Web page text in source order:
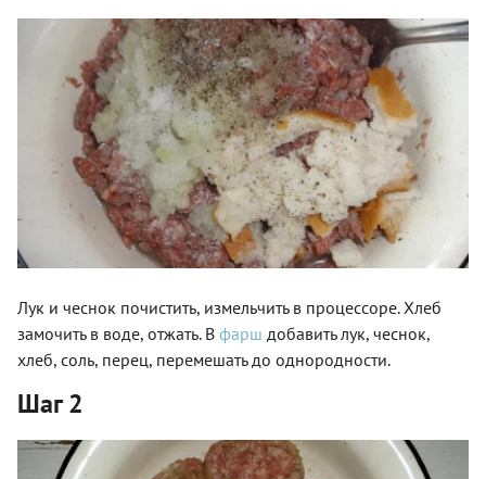
Лук и чеснок почистить, измельчить в процессоре. Хлеб
замочить в воде, отжать. В фарш добавить лук, чеснок,
хлеб, соль, перец, перемешать до однородности.
Шаг 2